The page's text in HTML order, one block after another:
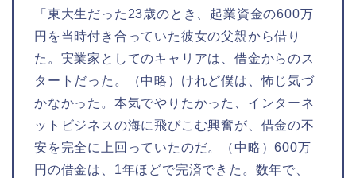
「東大生だった23歳のとき、起業資金の600万
円を当時付き合っていた彼女の父親から借り
た。実業家としてのキャリアは、借金からのス
タートだった。（中略）けれど僕は、怖じ気づ
かなかった。本気でやりたかった、インターネ
ットビジネスの海に飛びこむ興奮が、借金の不
安を完全に上回っていたのだ。（中略）600万
円の借金は、1年ほどで完済できた。数年で、